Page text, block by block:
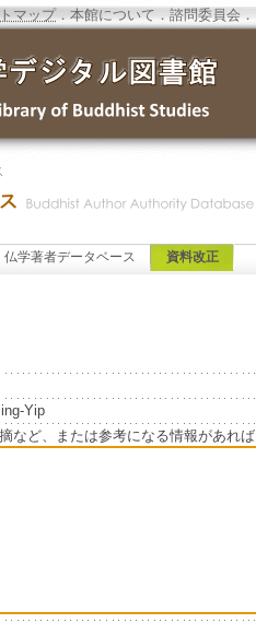
マップ．本館について ．諮問委員会 ．
仏学著者データベース 資料改正
Yip
など、または参考になる情報があれ